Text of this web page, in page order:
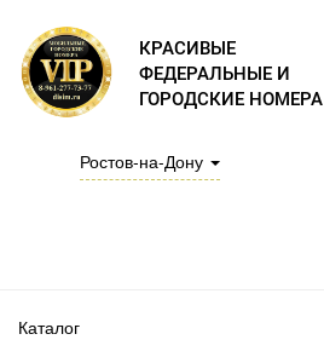
КРАСИВЫЕ
ФЕДЕРАЛЬНЫЕ И
ГОРОДСКИЕ НОМЕРА
Ростов-на-Дону
Каталог